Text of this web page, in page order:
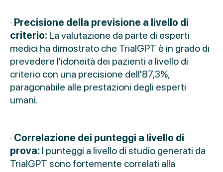
· Precisione della previsione a livello di
criterio: La valutazione da parte di esperti
medici ha dimostrato che TrialGPT è in grado di
prevedere l'idoneità dei pazienti a livello di
criterio con una precisione dell'87,3%,
paragonabile alle prestazioni degli esperti
umani.
· Correlazione dei punteggi a livello di
prova: I punteggi a livello di studio generati da
TrialGPT sono fortemente correlati alla